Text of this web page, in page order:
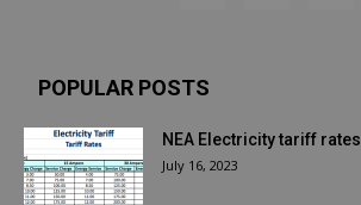
POPULAR POSTS
NEA Electricity tariff rates
July 16, 2023